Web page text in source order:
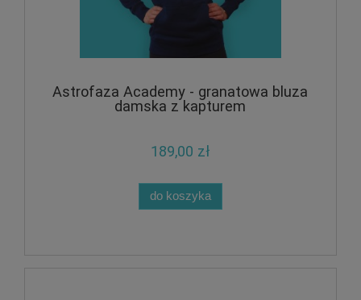
Astrofaza Academy - granatowa bluza
damska z kapturem
189,00 zł
do koszyka